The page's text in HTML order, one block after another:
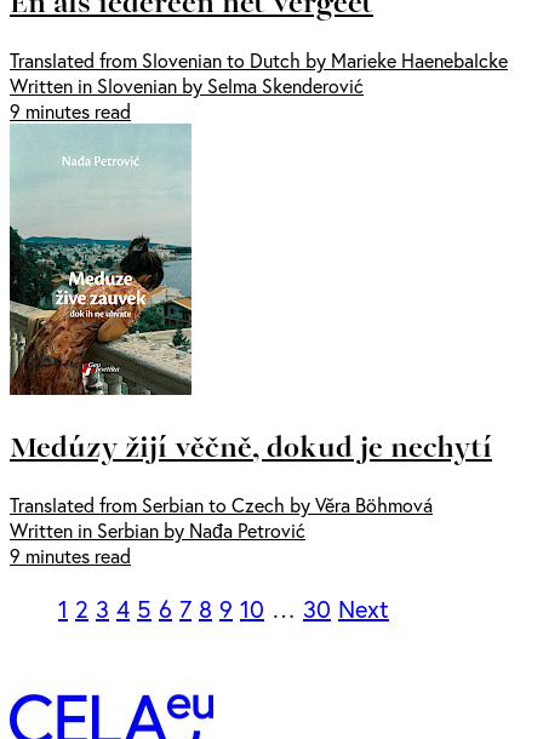
Translated from Slovenian to Dutch by Marieke Haenebalcke
Written in Slovenian by Selma Skenderović
9 minutes read
Medúzy žijí věčně, dokud je nechytí
Translated from Serbian to Czech by Věra Böhmová
Written in Serbian by Nađa Petrović
9 minutes read
1 2 3 4 5 6 7 8 9 10 … 30 Next